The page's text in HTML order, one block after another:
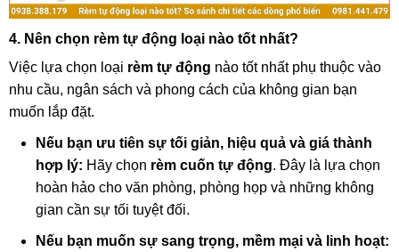
4. Nên chọn rèm tự động loại nào tốt nhất?
Việc lựa chọn loại rèm tự động nào tốt nhất phụ thuộc vào
nhu cầu, ngân sách và phong cách của không gian bạn
muốn lắp đặt.
Nếu bạn ưu tiên sự tối giản, hiệu quả và giá thành
hợp lý: Hãy chọn rèm cuốn tự động. Đây là lựa chọn
hoàn hảo cho văn phòng, phòng họp và những không
gian cần sự tối tuyệt đối.
Nếu bạn muốn sự sang trọng, mềm mại và linh hoạt: